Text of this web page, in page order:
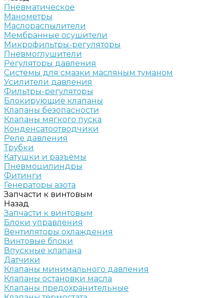
Пневматическое
Манометры
Маслораспылители
Мембранные осушители
Микрофильтры-регуляторы
Пневмоглушители
Регуляторы давления
Системы для смазки масляным туманом
Усилители давления
Фильтры-регуляторы
Блокирующие клапаны
Клапаны безопасности
Клапаны мягкого пуска
Конденсатоотводчики
Реле давления
Трубки
Катушки и разъёмы
Пневмоцилиндры
Фитинги
Генераторы азота
Запчасти к винтовым
Назад
Запчасти к винтовым
Блоки управления
Вентиляторы охлаждения
Винтовые блоки
Впускные клапана
Датчики
Клапаны минимального давления
Клапаны остановки масла
Клапаны предохранительные